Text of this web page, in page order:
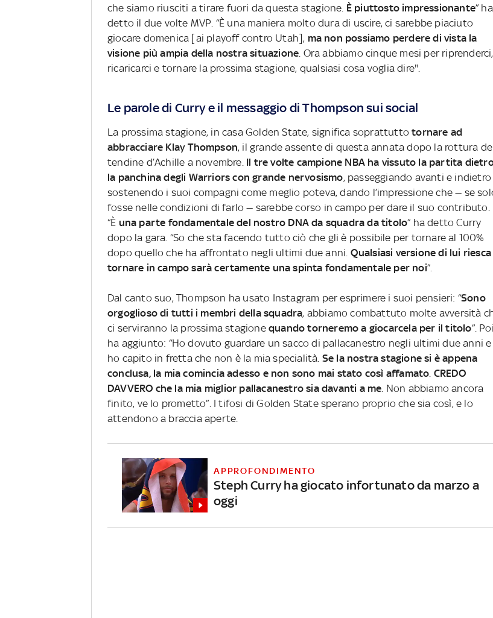
che siamo riusciti a tirare fuori da questa stagione. È piuttosto impressionante” ha
detto il due volte MVP. “È una maniera molto dura di uscire, ci sarebbe piaciuto
giocare domenica [ai playoff contro Utah], ma non possiamo perdere di vista la
visione più ampia della nostra situazione. Ora abbiamo cinque mesi per riprenderci,
ricaricarci e tornare la prossima stagione, qualsiasi cosa voglia dire".
Le parole di Curry e il messaggio di Thompson sui social
La prossima stagione, in casa Golden State, significa soprattuttotornare ad
abbracciare Klay Thompson, il grande assente di questa annata dopo la rottura
tendine d’Achille a novembre. Il tre volte campione NBA ha vissuto la partita
la panchina degli Warriors con grande nervosismo, passeggiando avanti e indietro
sostenendo i suoi compagni come meglio poteva, dando l’impressione che — se
fosse nelle condizioni di farlo — sarebbe corso in campo per dare il suo contributo.
“È una parte fondamentale del nostro DNA da squadra da titolo” ha detto Curry
dopo la gara. “So che sta facendo tutto ciò che gli è possibile per tornare al 100%
dopo quello che ha affrontato negli ultimi due anni. Qualsiasi versione di lui riesca
tornare in campo sarà certamente una spinta fondamentale per noi”.
Dal canto suo, Thompson ha usato Instagram per esprimere i suoi pensieri: “Sono
orgoglioso di tutti i membri della squadra, abbiamo combattuto molte avversità
ci serviranno la prossima stagione quando torneremo a giocarcela per il titolo”. Poi
ha aggiunto: “Ho dovuto guardare un sacco di pallacanestro negli ultimi due anni e
ho capito in fretta che non è la mia specialità. Se la nostra stagione si è appena
conclusa, la mia comincia adesso e non sono mai stato così affamato. CREDO
DAVVERO che la mia miglior pallacanestro sia davanti a me. Non abbiamo ancora
finito, ve lo prometto”. I tifosi di Golden State sperano proprio che sia così, e lo
attendono a braccia aperte.
APPROFONDIMENTO
Steph Curry ha giocato infortunato da marzo a
oggi